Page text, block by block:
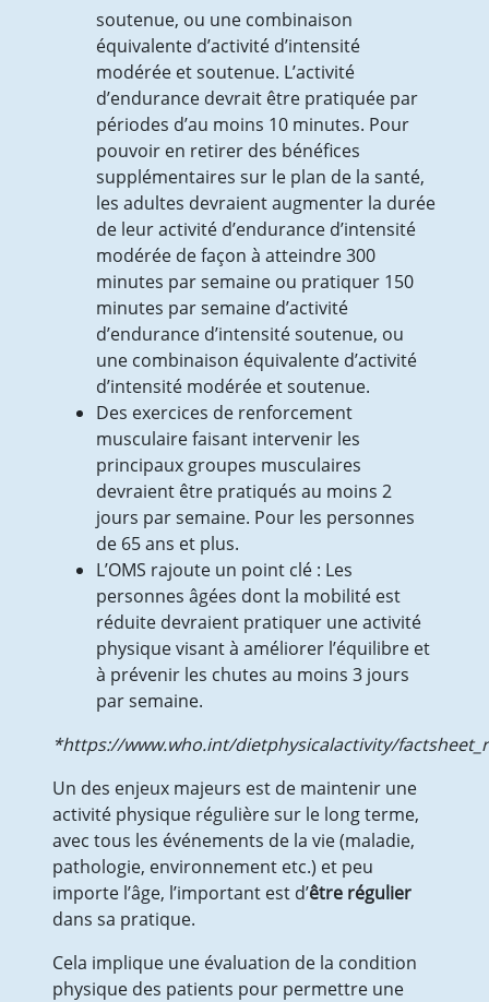
soutenue, ou une combinaison
équivalente d’activité d’intensité
modérée et soutenue. L’activité
d’endurance devrait être pratiquée par
périodes d’au moins 10 minutes. Pour
pouvoir en retirer des bénéfices
supplémentaires sur le plan de la santé,
les adultes devraient augmenter la durée
de leur activité d’endurance d’intensité
modérée de façon à atteindre 300
minutes par semaine ou pratiquer 150
minutes par semaine d’activité
d’endurance d’intensité soutenue, ou
une combinaison équivalente d’activité
d’intensité modérée et soutenue.
Des exercices de renforcement
musculaire faisant intervenir les
principaux groupes musculaires
devraient être pratiqués au moins 2
jours par semaine. Pour les personnes
de 65 ans et plus.
L’OMS rajoute un point clé : Les
personnes âgées dont la mobilité est
réduite devraient pratiquer une activité
physique visant à améliorer l’équilibre et
à prévenir les chutes au moins 3 jours
par semaine.
*https://www.who.int/dietphysicalactivity/
Un des enjeux majeurs est de maintenir une
activité physique régulière sur le long terme,
avec tous les événements de la vie (maladie,
pathologie, environnement etc.) et peu
importe l’âge, l’important est d’être régulier
dans sa pratique.
Cela implique une évaluation de la condition
physique des patients pour permettre une